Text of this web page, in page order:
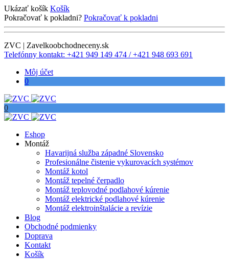
Ukázať košík Košík
Pokračovať k pokladni? Pokračovať k pokladni
ZVC | Zavelkoobchodneceny.sk
Telefónny kontakt: +421 949 149 474 / +421 948 693 691
Môj účet
0
0
Eshop
Montáž
Havarijná služba západné Slovensko
Profesionálne čistenie vykurovacích systémov
Montáž kotol
Montáž tepelné čerpadlo
Montáž teplovodné podlahové kúrenie
Montáž elektrické podlahové kúrenie
Montáž elektroinštalácie a revízie
Blog
Obchodné podmienky
Doprava
Kontakt
Košík